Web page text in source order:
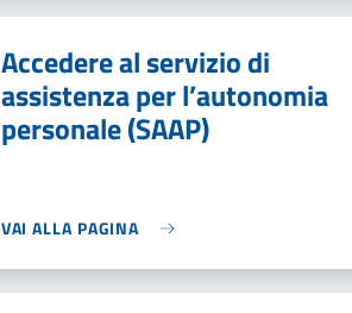
Accedere al servizio di
assistenza per l’autonomia
personale (SAAP)
VAI ALLA PAGINA